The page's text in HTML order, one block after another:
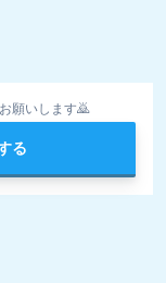
願いします🙇
る